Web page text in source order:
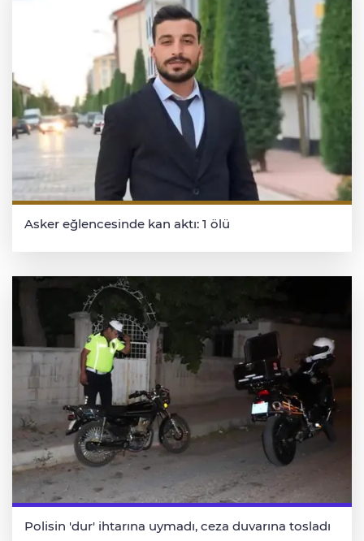
Asker eğlencesinde kan aktı: 1 ölü
Polisin 'dur' ihtarına uymadı, ceza duvarına tosladı